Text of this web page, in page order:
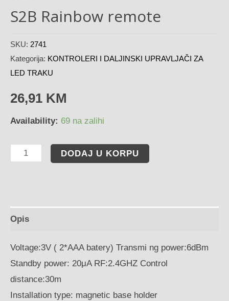
S2B Rainbow remote
SKU: 2741
Kategorija: KONTROLERI I DALJINSKI UPRAVLJAČI ZA
LED TRAKU
26,91 KM
Availability: 69 na zalihi
DODAJ U KORPU
Opis
Voltage:3V ( 2*AAA batery) Transmi ng power:6dBm
Standby power: 20μA RF:2.4GHZ Control
distance:30m
Installation type: magnetic base holder